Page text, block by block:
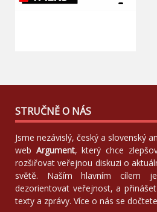
STRUČNĚ O NÁS
Jsme nezávislý, český a slovenský
web Argument, který chce
rozšiřovat veřejnou diskuzi o
světě. Naším hlavním cílem
dezorientovat veřejnost, a
texty a zprávy. Více o nás se dočtete